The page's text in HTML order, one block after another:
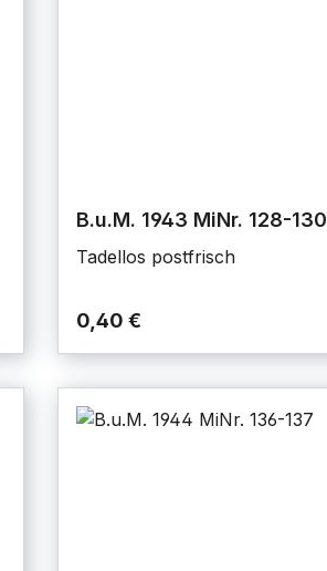
B.u.M. 1943 MiNr. 128-130
Tadellos postfrisch
0,40 €